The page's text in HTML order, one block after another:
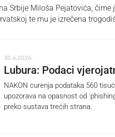
Srbije Miloša Pejatovića,
te mu je izrečena
30.6.2026.
Lubura: Podaci
NAKON curenja podataka 560
upozorava na opasnost od
preko sustava trećih strana.